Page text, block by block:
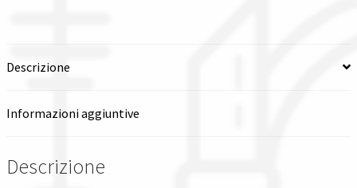
Descrizione
Informazioni aggiuntive
Descrizione